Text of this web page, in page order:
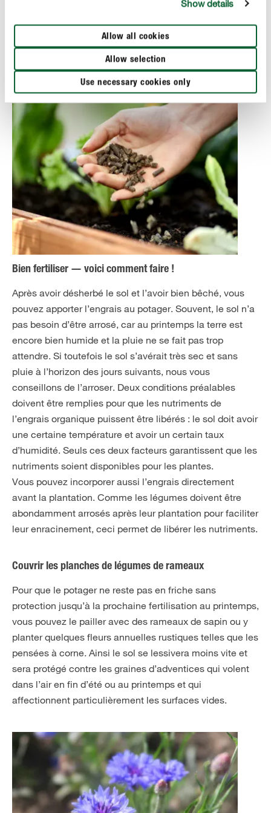
Show details
Allow all cookies
Allow selection
Use necessary cookies only
les plantes aient suffisamment de nutriments, il est
extrêmement important de respecter les dosages
indiqués sur l’emballage. Vous trouverez ici des
informations concrètes sur les apports d’engrais.
Bien fertiliser — voici comment faire !
Après avoir désherbé le sol et l’avoir bien bêché, vous
pouvez apporter l’engrais au potager. Souvent, le sol n’a
pas besoin d’être arrosé, car au printemps la terre est
encore bien humide et la pluie ne se fait pas trop
attendre. Si toutefois le sol s’avérait très sec et sans
pluie à l’horizon des jours suivants, nous vous
conseillons de l’arroser. Deux conditions préalables
doivent être remplies pour que les nutriments de
l’engrais organique puissent être libérés : le sol doit avoir
une certaine température et avoir un certain taux
d’humidité. Seuls ces deux facteurs garantissent que les
nutriments soient disponibles pour les plantes.
Vous pouvez incorporer aussi l’engrais directement
avant la plantation. Comme les légumes doivent être
abondamment arrosés après leur plantation pour faciliter
leur enracinement, ceci permet de libérer les nutriments.
Couvrir les planches de légumes de rameaux
Pour que le potager ne reste pas en friche sans
protection jusqu’à la prochaine fertilisation au printemps,
vous pouvez le pailler avec des rameaux de sapin ou y
planter quelques fleurs annuelles rustiques telles que les
pensées à corne. Ainsi le sol se lessivera moins vite et
sera protégé contre les graines d’adventices qui volent
dans l’air en fin d’été ou au printemps et qui
affectionnent particulièrement les surfaces vides.